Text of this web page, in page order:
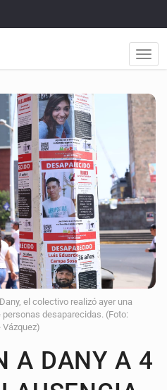
el colectivo realizó ayer una
desaparecidas. (Foto:
Vázquez)
A DANY A 4